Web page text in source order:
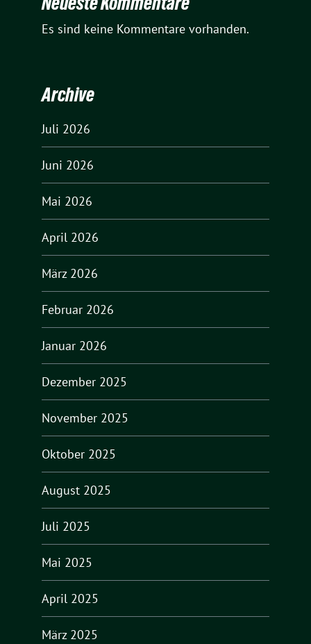
Es sind keine Kommentare vorhanden.
Archive
Juli 2026
Juni 2026
Mai 2026
April 2026
März 2026
Februar 2026
Januar 2026
Dezember 2025
November 2025
Oktober 2025
August 2025
Juli 2025
Mai 2025
April 2025
März 2025